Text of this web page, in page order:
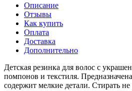
Описание
Отзывы
Как купить
Оплата
Доставка
Дополнительно
Детская резинка для волос с
помпонов и текстиля.
содержит мелкие детали. Стирать